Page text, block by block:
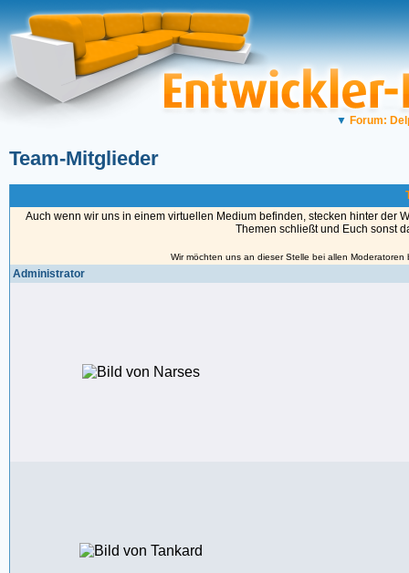
▼ Forum:
Team-Mitglieder
Auch wenn wir uns in einem virtuellen Medium befinden, stecken hinter der
Themen schließt und Euch sonst
Wir möchten uns an dieser Stelle bei allen
Administrator